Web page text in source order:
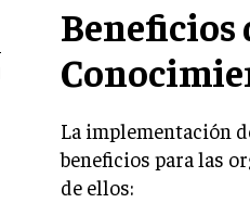
Beneficios
La implementación
beneficios para las
de ellos: